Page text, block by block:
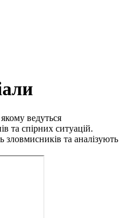
ведуться
та спірних ситуацій.
зловмисників та аналізують